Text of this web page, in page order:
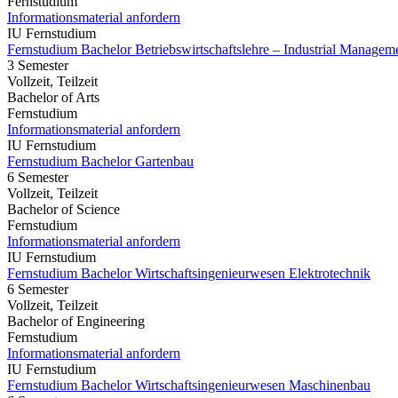
Informationsmaterial anfordern
IU Fernstudium
Fernstudium Bachelor Betriebswirtschaftslehre – Industrial
3 Semester
Vollzeit, Teilzeit
Bachelor of Arts
Fernstudium
Informationsmaterial anfordern
IU Fernstudium
Fernstudium Bachelor Gartenbau
6 Semester
Vollzeit, Teilzeit
Bachelor of Science
Fernstudium
Informationsmaterial anfordern
IU Fernstudium
Fernstudium Bachelor Wirtschaftsingenieurwesen Elektrotechnik
6 Semester
Vollzeit, Teilzeit
Bachelor of Engineering
Fernstudium
Informationsmaterial anfordern
IU Fernstudium
Fernstudium Bachelor Wirtschaftsingenieurwesen Maschinenbau